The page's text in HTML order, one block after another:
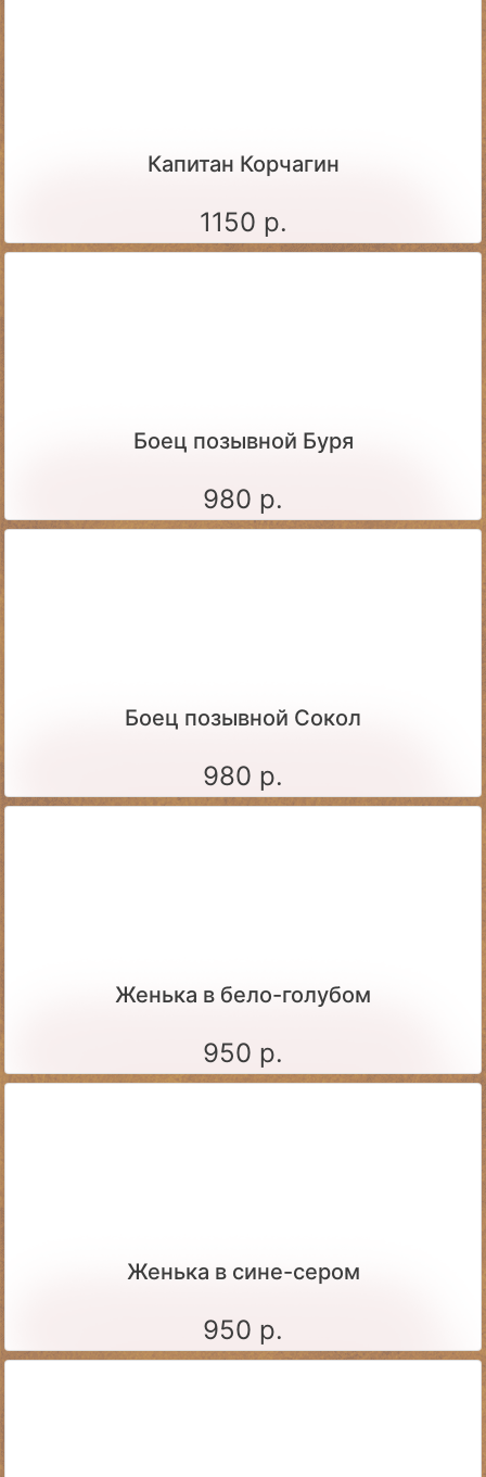
Капитан Корчагин
1150 р.
Боец позывной Буря
980 р.
Боец позывной Сокол
980 р.
Женька в бело-голубом
950 р.
Женька в сине-сером
950 р.